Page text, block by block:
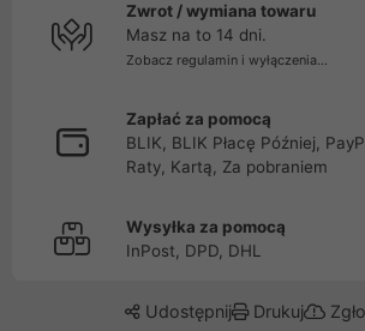
Zwrot / wymiana towaru
Masz na to 14 dni.
Zobacz regulamin i wyłączenia...
Zapłać za pomocą
BLIK, BLIK Płacę Później,
Raty, Kartą, Za pobraniem
Wysyłka za pomocą
InPost, DPD, DHL
Udostępnij Drukuj